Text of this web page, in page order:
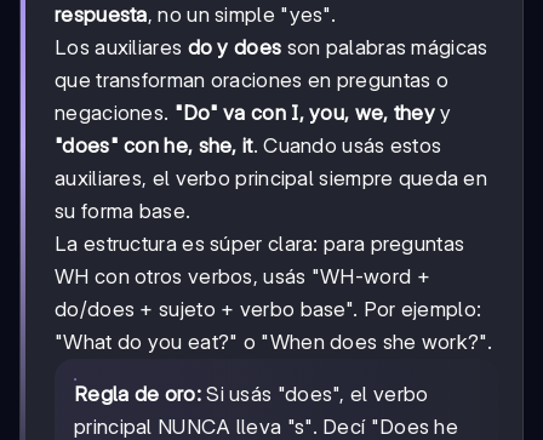
respuesta, no un simple "yes".
Los auxiliares do y does son palabras mágicas
que transforman oraciones en preguntas o
negaciones. "Do" va con I, you, we, they y
"does" con he, she, it. Cuando usás estos
auxiliares, el verbo principal siempre queda en
su forma base.
La estructura es súper clara: para preguntas
WH con otros verbos, usás "WH-word +
do/does + sujeto + verbo base". Por ejemplo:
"What do you eat?" o "When does she work?".
Regla de oro:Si usás "does", el verbo
principal NUNCA lleva "s". Decí "Does he